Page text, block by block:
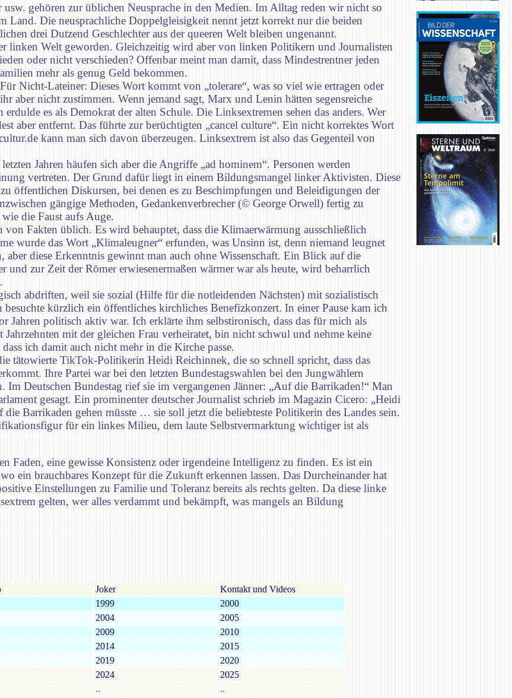
gehören zur üblichen Neusprache in den Medien. Im Alltag reden wir nicht so
Land. Die neusprachliche Doppelgleisigkeit nennt jetzt korrekt nur die beiden
drei Dutzend Geschlechter aus der queeren Welt bleiben ungenannt.
linken Welt geworden. Gleichzeitig wird aber von linken Politikern und Journalisten
oder nicht verschieden? Offenbar meint man damit, dass Mindestrentner jeden
mehr als genug Geld bekommen.
Nicht-Lateiner: Dieses Wort kommt von „tolerare“, was so viel wie ertragen oder
aber nicht zustimmen. Wenn jemand sagt, Marx und Lenin hätten segensreiche
es als Demokrat der alten Schule. Die Linksextremen sehen das anders. Wer
aber entfernt. Das führte zur berüchtigten „cancel culture“. Ein nicht korrektes Wort
kann man sich davon überzeugen. Linksextrem ist also das Gegenteil von
Jahren häufen sich aber die Angriffe „ad hominem“. Personen werden
vertreten. Der Grund dafür liegt in einem Bildungsmangel linker Aktivisten. Diese
öffentlichen Diskursen, bei denen es zu Beschimpfungen und Beleidigungen der
gängige Methoden, Gedankenverbrecher (© George Orwell) fertig zu
die Faust aufs Auge.
Fakten üblich. Es wird behauptet, dass die Klimaerwärmung ausschließlich
wurde das Wort „Klimaleugner“ erfunden, was Unsinn ist, denn niemand leugnet
aber diese Erkenntnis gewinnt man auch ohne Wissenschaft. Ein Blick auf die
und zur Zeit der Römer erwiesenermaßen wärmer war als heute, wird beharrlich
abdriften, weil sie sozial (Hilfe für die notleidenden Nächsten) mit sozialistisch
kürzlich ein öffentliches kirchliches Benefizkonzert. In einer Pause kam ich
Jahren politisch aktiv war. Ich erklärte ihm selbstironisch, dass das für mich als
mit der gleichen Frau verheiratet, bin nicht schwul und nehme keine
ich damit auch nicht mehr in die Kirche passe.
tätowierte TikTok-Politikerin Heidi Reichinnek, die so schnell spricht, dass das
Ihre Partei war bei den letzten Bundestagswahlen bei den Jungwählern
Im Deutschen Bundestag rief sie im vergangenen Jänner: „Auf die Barrikaden!“ Man
gesagt. Ein prominenter deutscher Journalist schrieb im Magazin Cicero: „Heidi
die Barrikaden gehen müsste … sie soll jetzt die beliebteste Politikerin des Landes sein.
für ein linkes Milieu, dem laute Selbstvermarktung wichtiger ist als
Faden, eine gewisse Konsistenz oder irgendeine Intelligenz zu finden. Es ist ein
ein brauchbares Konzept für die Zukunft erkennen lassen. Das Durcheinander hat
Einstellungen zu Familie und Toleranz bereits als rechts gelten. Da diese linke
gelten, wer alles verdammt und bekämpft, was mangels an Bildung
Joker
Kontakt und Videos
1999
2000
2004
2005
2009
2010
2014
2015
2019
2020
2024
2025
.. ..